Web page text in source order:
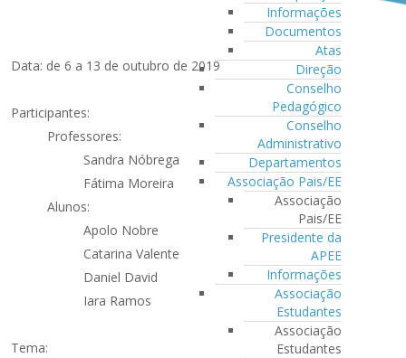
Informações
Documentos
Atas
Direção
Conselho
Pedagógico
Conselho
Administrativo
Departamentos
Associação Pais/EE
Associação
Pais/EE
Presidente da
APEE
Informações
Associação
Estudantes
Associação
Estudantes
Data: de 6 a 13 de outubro de 2019
Participantes:
Professores:
Sandra Nóbrega
Fátima Moreira
Alunos:
Apolo Nobre
Catarina Valente
Daniel David
Iara Ramos
Tema: